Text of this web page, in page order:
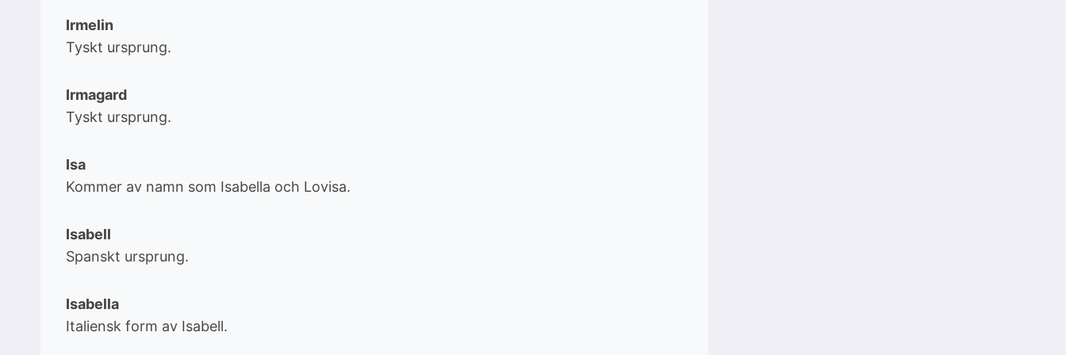
Irmelin
Tyskt ursprung.
Irmagard
Tyskt ursprung.
Isa
Kommer av namn som Isabella och Lovisa.
Isabell
Spanskt ursprung.
Isabella
Italiensk form av Isabell.